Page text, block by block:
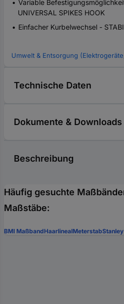
Variable
UNIVERSAL SPIKES HOOK
Einfacher Kurbelwechsel -
Umwelt & Entsorgung
Technische Daten
Dokumente & Downloads
Beschreibung
Häufig gesuchte
Maßstäbe:
BMI MaßbandHaarlinealMeterstab